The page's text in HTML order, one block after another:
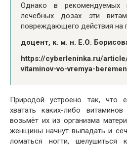
Однако в рекомендуемых
лечебных дозах эти
повреждающего действия на
доцент, к. м. н. Е.О.
https://cyberleninka.ru/
vitaminov-vo-vremya-
Природой устроено так, что
хватать каких-либо
возьмёт их из организма
женщины начнут выпадать и
ломаться ногти, шелушиться